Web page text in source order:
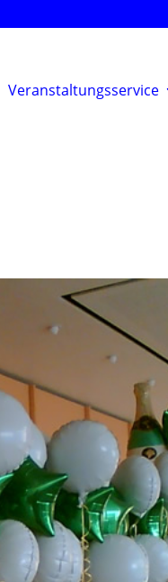
Veranstaltungsservice